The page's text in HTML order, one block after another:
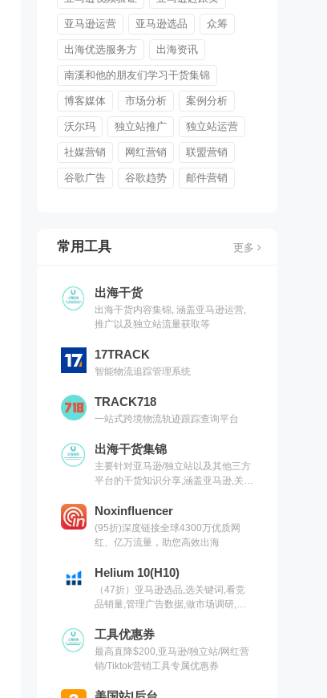
亚马逊运营 亚马逊选品 众筹
出海优选服务方 出海资讯
南溪和他的朋友们学习干货集锦
博客媒体 市场分析 案例分析
沃尔玛 独立站推广 独立站运营
社媒营销 网红营销 联盟营销
谷歌广告 谷歌趋势 邮件营销
常用工具 更多
出海干货
出海干货内容集锦, 涵盖亚马逊运营,
推广以及独立站流量获取等
17TRACK
智能物流追踪管理系统
TRACK718
一站式跨境物流轨迹跟踪查询平台
出海干货集锦
主要针对亚马逊/独立站以及其他三方
平台的干货知识分享,涵盖亚马逊,关键
具以及出海干货集锦,欢迎关注
Noxinfluencer
(95折)深度链接全球4300万优质网
红、亿万流量，助您高效出海
Helium 10(H10)
（47折）亚马逊选品,选关键词,看竞
品销量,管理广告数据,做市场调研,有
工具优惠券
最高直降$200,亚马逊/独立站/网红营
销/Tiktok营销工具专属优惠券